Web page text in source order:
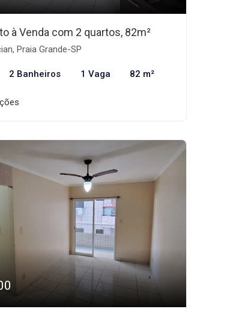
à Venda com 2 quartos, 82m²
Praia Grande-SP
2 Banheiros 1 Vaga 82 m²